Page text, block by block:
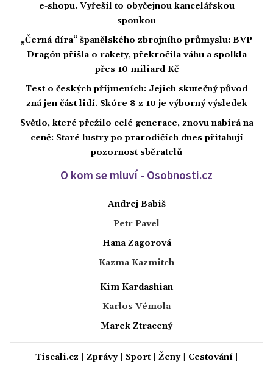
e-shopu. Vyřešil to obyčejnou kancelářskou
sponkou
„Černá díra“ španělského zbrojního průmyslu: BVP
Dragón přišla o rakety, překročila váhu a spolkla
přes 10 miliard Kč
Test o českých příjmeních: Jejich skutečný původ
zná jen část lidí. Skóre 8 z 10 je výborný výsledek
Světlo, které přežilo celé generace, znovu nabírá na
ceně: Staré lustry po prarodičích dnes přitahují
pozornost sběratelů
O kom se mluví - Osobnosti.cz
Andrej Babiš
Petr Pavel
Hana Zagorová
Kazma Kazmitch
Kim Kardashian
Karlos Vémola
Marek Ztracený
Tiscali.cz Zprávy| Sport| Ženy| Cestování|